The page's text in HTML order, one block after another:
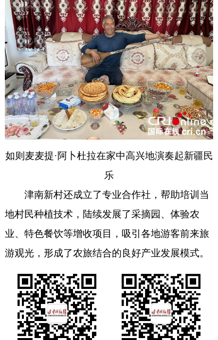
如则麦麦提·阿卜杜拉在家中高兴地演奏起新疆民
乐
津南新村还成立了专业合作社，帮助培训当
地村民种植技术，陆续发展了采摘园、体验农
业、特色餐饮等增收项目，吸引各地游客前来旅
游观光，形成了农旅结合的良好产业发展模式。